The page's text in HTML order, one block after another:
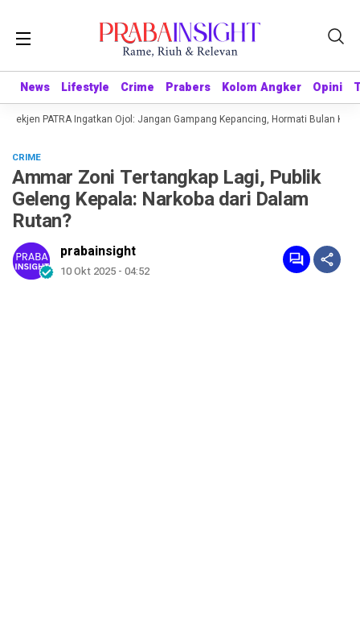
News Lifestyle Crime Prabers Kolom Angker Opini
News Lifestyle Crime Prabers Kolom Angker Opini
PATRA Ingatkan Ojol: Jangan Gampang Kepancing, Hormati Bulan
CRIME
Ammar Zoni Tertangkap Lagi, Publik
Geleng Kepala: Narkoba dari Dalam
Rutan?
prabainsight
10 Okt 2025 - 04:52